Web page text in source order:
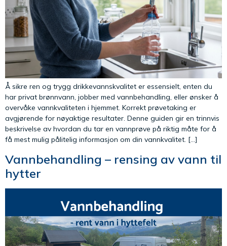
Å sikre ren og trygg drikkevannskvalitet er essensielt, enten du
har privat brønnvann, jobber med vannbehandling, eller ønsker å
overvåke vannkvaliteten i hjemmet. Korrekt prøvetaking er
avgjørende for nøyaktige resultater. Denne guiden gir en trinnvis
beskrivelse av hvordan du tar en vannprøve på riktig måte for å
få mest mulig pålitelig informasjon om din vannkvalitet. […]
Vannbehandling – rensing av vann til
hytter